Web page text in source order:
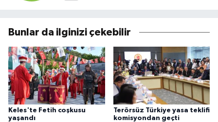
Bunlar da ilginizi çekebilir
Keles'te Fetih coşkusu
yaşandı
Terörsüz Türkiye yasa teklifi
komisyondan geçti